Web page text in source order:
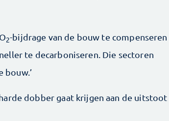
2-bijdrage van de bouw te compenseren
te decarboniseren. Die sectoren
bouw.’
dobber gaat krijgen aan de uitstoot